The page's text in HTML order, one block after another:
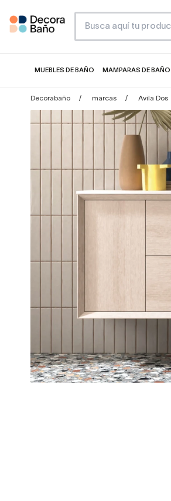
MUEBLES DE BAÑO MAMPARAS DE BAÑO
Decorabaño marcas Avila Dos